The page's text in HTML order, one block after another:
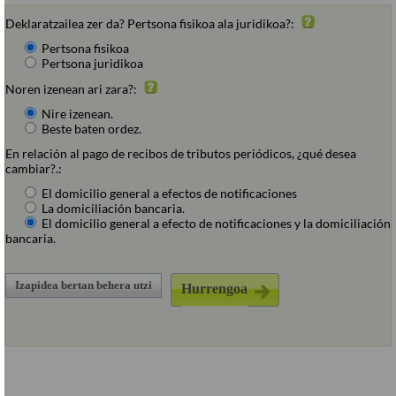
Deklaratzailea zer da? Pertsona fisikoa ala juridikoa?:
Pertsona fisikoa
Pertsona juridikoa
Noren izenean ari zara?:
Nire izenean.
Beste baten ordez.
En relación al pago de recibos de tributos periódicos, ¿qué desea
cambiar?.:
El domicilio general a efectos de notificaciones
La domiciliación bancaria.
El domicilio general a efecto de notificaciones y la domiciliación
bancaria.
Izapidea bertan behera utzi